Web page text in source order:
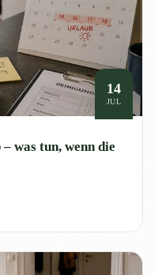
14
JUL
was tun, wenn die